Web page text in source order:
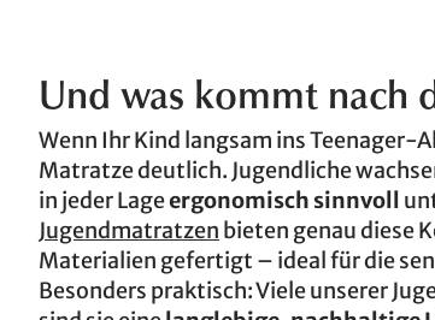
Und was kommt nach
Wenn Ihr Kind langsam ins
Matratze deutlich. Jugendliche
in jeder Lageergonomisch sinnvoll
Jugendmatratzen bieten genau diese
Materialien gefertigt – ideal für die
Besonders praktisch: Viele unserer